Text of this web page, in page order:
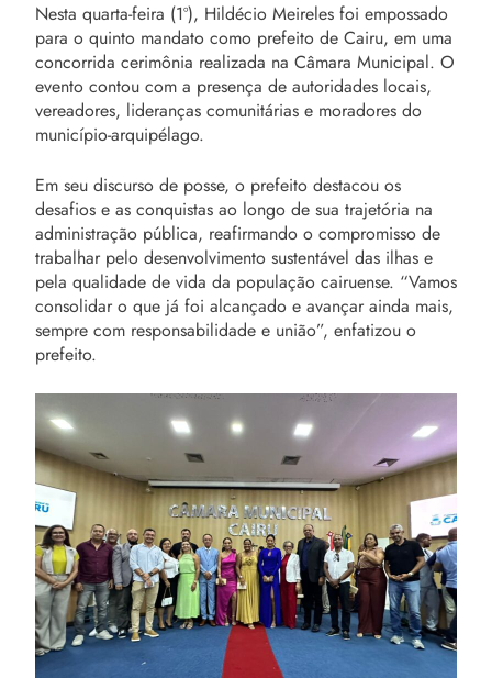
Nesta quarta-feira (1º), Hildécio Meireles foi empossado
para o quinto mandato como prefeito de Cairu, em uma
concorrida cerimônia realizada na Câmara Municipal. O
evento contou com a presença de autoridades locais,
vereadores, lideranças comunitárias e moradores do
município-arquipélago.
Em seu discurso de posse, o prefeito destacou os
desafios e as conquistas ao longo de sua trajetória na
administração pública, reafirmando o compromisso de
trabalhar pelo desenvolvimento sustentável das ilhas e
pela qualidade de vida da população cairuense. “Vamos
consolidar o que já foi alcançado e avançar ainda mais,
sempre com responsabilidade e união”, enfatizou o
prefeito.